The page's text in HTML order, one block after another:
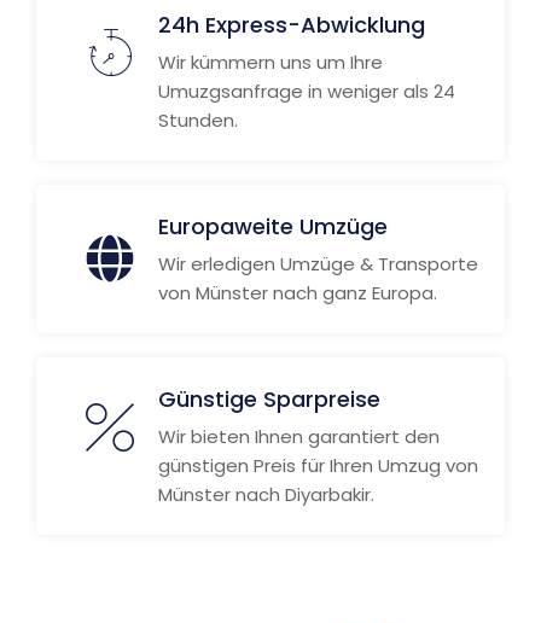
24h Express-Abwicklung
Wir kümmern uns um Ihre
Umuzgsanfrage in weniger als 24
Stunden.
Europaweite Umzüge
Wir erledigen Umzüge & Transporte
von Münster nach ganz Europa.
Günstige Sparpreise
Wir bieten Ihnen garantiert den
günstigen Preis für Ihren Umzug von
Münster nach Diyarbakir.